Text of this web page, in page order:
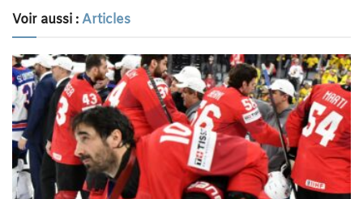
Voir aussi :Articles